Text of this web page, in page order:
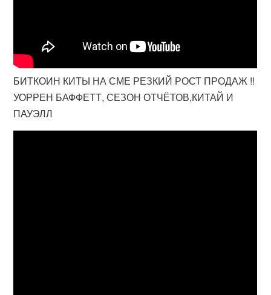
БИТКОИН КИТЫ НА СМЕ РЕЗКИЙ РОСТ ПРОДАЖ !!
УОРРЕН БАФФЕТТ, СЕЗОН ОТЧЁТОВ,КИТАЙ И
ПАУЭЛЛ